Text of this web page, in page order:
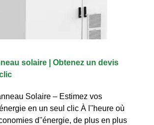
solaire | Obtenez un devis
Solaire – Estimez vos
en un seul clic À l''heure où
d''énergie, de plus en plus